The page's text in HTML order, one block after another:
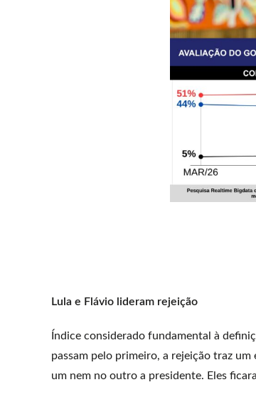
Lula e Flávio lideram rejeição
Índice considerado fundamental à
passam pelo primeiro, a rejeição traz
um nem no outro a presidente. Eles